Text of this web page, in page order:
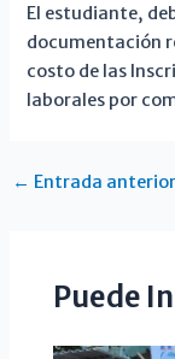
El estudiante,
documentación
costo de las
laborales por
← Entrada anterior
Puede